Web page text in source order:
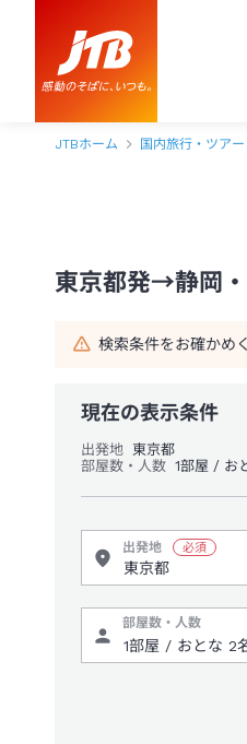
JTBホーム 国内旅行・ツアー
東京都発→静岡
検索条件をお確かめ
現在の表示条件
出発地 東京都
部屋数・人数
出発地
部屋数・人数